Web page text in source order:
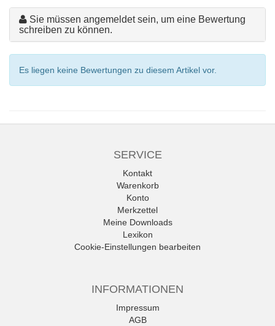
Sie müssen angemeldet sein, um eine Bewertung
schreiben zu können.
Es liegen keine Bewertungen zu diesem Artikel vor.
SERVICE
Kontakt
Warenkorb
Konto
Merkzettel
Meine Downloads
Lexikon
Cookie-Einstellungen bearbeiten
INFORMATIONEN
Impressum
AGB